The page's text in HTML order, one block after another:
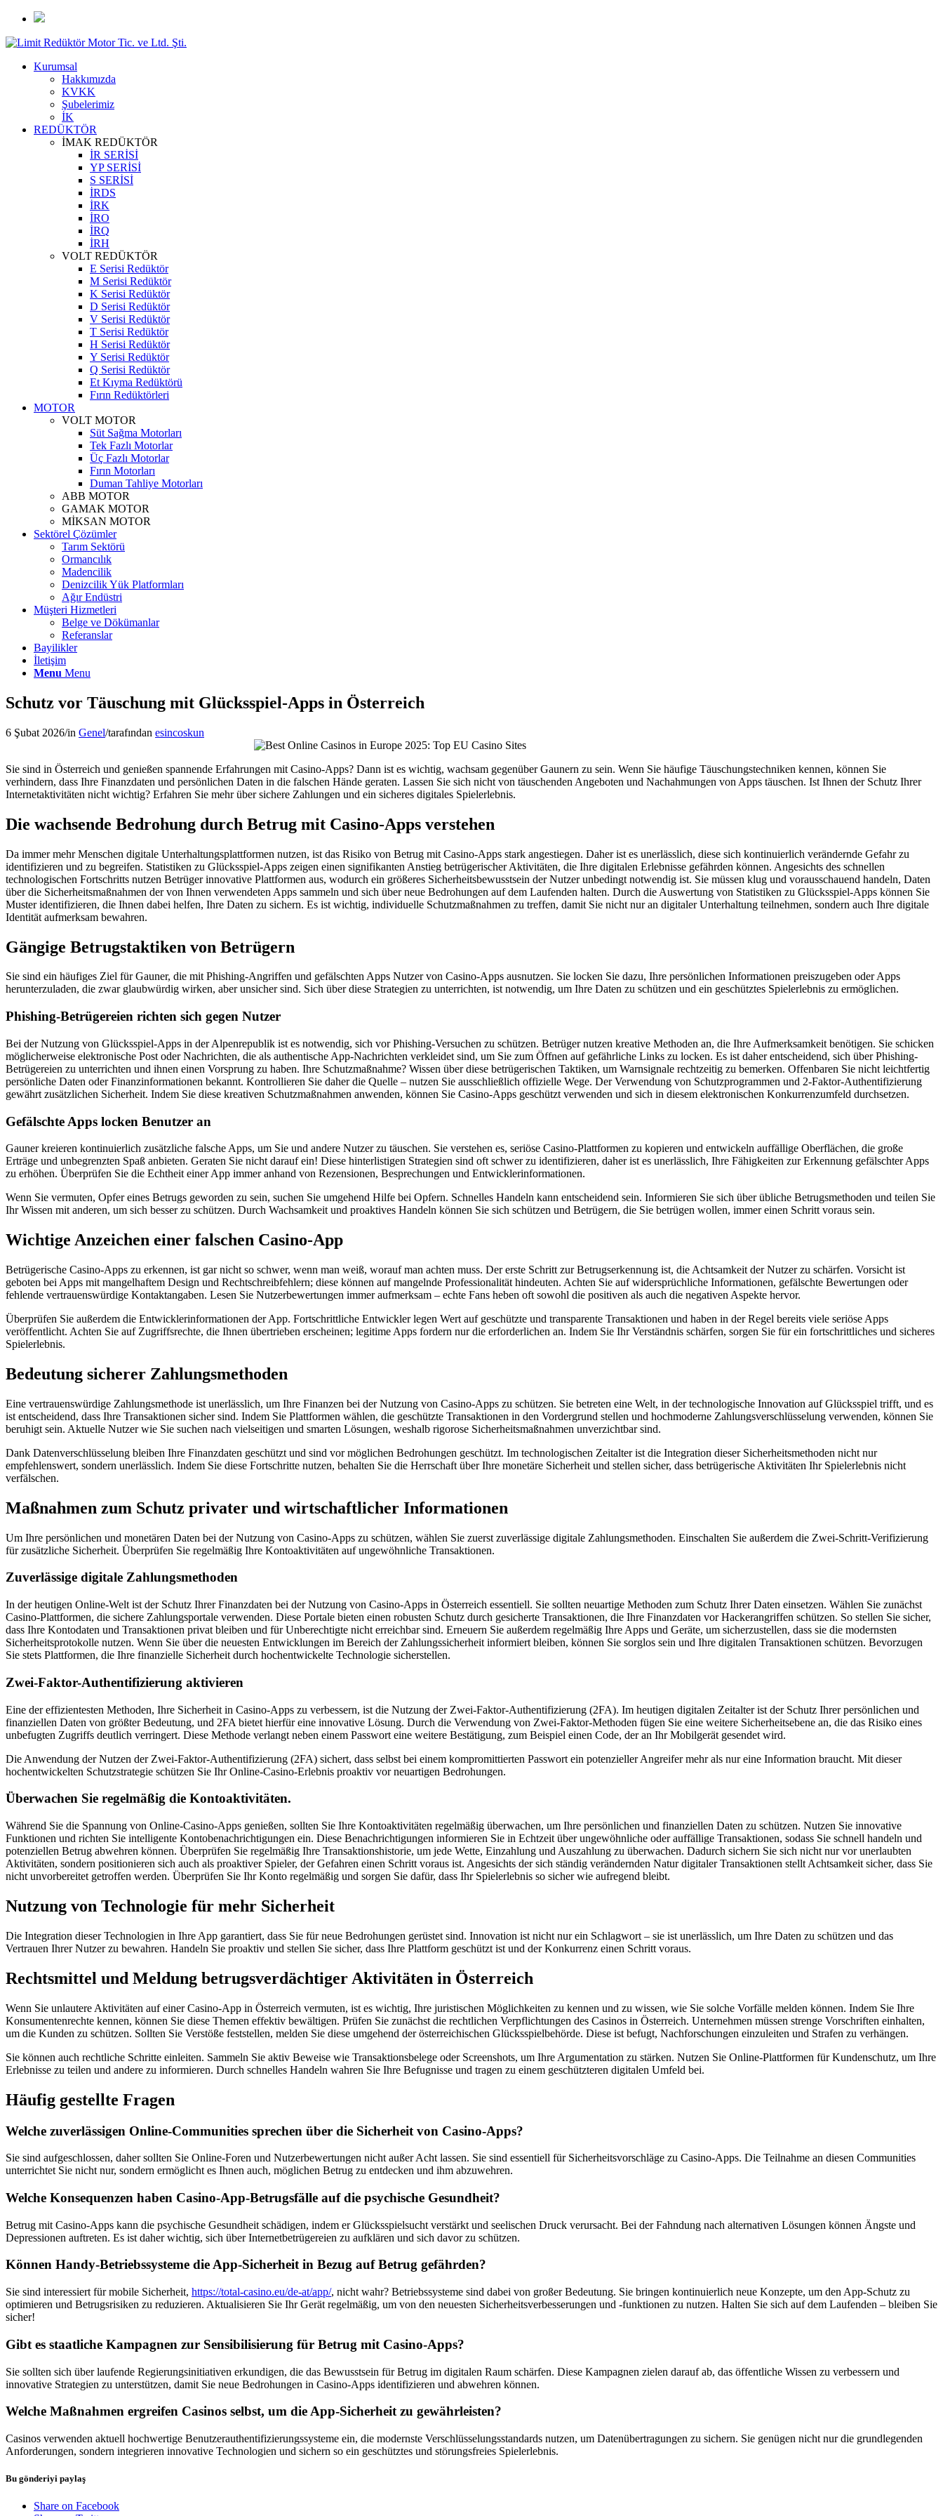
Kurumsal
Hakkımızda
KVKK
Şubelerimiz
İK
REDÜKTÖR
İMAK REDÜKTÖR
İR SERİSİ
YP SERİSİ
S SERİSİ
İRDS
İRK
İRO
İRQ
İRH
VOLT REDÜKTÖR
E Serisi Redüktör
M Serisi Redüktör
K Serisi Redüktör
D Serisi Redüktör
V Serisi Redüktör
T Serisi Redüktör
H Serisi Redüktör
Y Serisi Redüktör
Q Serisi Redüktör
Et Kıyma Redüktörü
Fırın Redüktörleri
MOTOR
VOLT MOTOR
Süt Sağma Motorları
Tek Fazlı Motorlar
Üç Fazlı Motorlar
Fırın Motorları
Duman Tahliye Motorları
ABB MOTOR
GAMAK MOTOR
MİKSAN MOTOR
Sektörel Çözümler
Tarım Sektörü
Ormancılık
Madencilik
Denizcilik Yük Platformları
Ağır Endüstri
Müşteri Hizmetleri
Belge ve Dökümanlar
Referanslar
Bayilikler
İletişim
Menu Menu
Schutz vor Täuschung mit Glücksspiel-Apps in Österreich
6 Şubat 2026/in Genel/tarafından esincoskun
Sie sind in Österreich und genießen spannende Erfahrungen mit Casino-Apps? Dann ist es wichtig, wachsam gegenüber Gaunern zu sein. Wenn Sie häufige Täuschungstechniken kennen, können Sie
verhindern, dass Ihre Finanzdaten und persönlichen Daten in die falschen Hände geraten. Lassen Sie sich nicht von täuschenden Angeboten und Nachahmungen von Apps täuschen. Ist Ihnen der Schutz Ihrer
Internetaktivitäten nicht wichtig? Erfahren Sie mehr über sichere Zahlungen und ein sicheres digitales Spielerlebnis.
Die wachsende Bedrohung durch Betrug mit Casino-Apps verstehen
Da immer mehr Menschen digitale Unterhaltungsplattformen nutzen, ist das Risiko von Betrug mit Casino-Apps stark angestiegen. Daher ist es unerlässlich, diese sich kontinuierlich verändernde Gefahr zu
identifizieren und zu begreifen. Statistiken zu Glücksspiel-Apps zeigen einen signifikanten Anstieg betrügerischer Aktivitäten, die Ihre digitalen Erlebnisse gefährden können. Angesichts des schnellen
technologischen Fortschritts nutzen Betrüger innovative Plattformen aus, wodurch ein größeres Sicherheitsbewusstsein der Nutzer unbedingt notwendig ist. Sie müssen klug und vorausschauend handeln, Daten
über die Sicherheitsmaßnahmen der von Ihnen verwendeten Apps sammeln und sich über neue Bedrohungen auf dem Laufenden halten. Durch die Auswertung von Statistiken zu Glücksspiel-Apps können Sie
Muster identifizieren, die Ihnen dabei helfen, Ihre Daten zu sichern. Es ist wichtig, individuelle Schutzmaßnahmen zu treffen, damit Sie nicht nur an digitaler Unterhaltung teilnehmen, sondern auch Ihre digitale
Identität aufmerksam bewahren.
Gängige Betrugstaktiken von Betrügern
Sie sind ein häufiges Ziel für Gauner, die mit Phishing-Angriffen und gefälschten Apps Nutzer von Casino-Apps ausnutzen. Sie locken Sie dazu, Ihre persönlichen Informationen preiszugeben oder Apps
herunterzuladen, die zwar glaubwürdig wirken, aber unsicher sind. Sich über diese Strategien zu unterrichten, ist notwendig, um Ihre Daten zu schützen und ein geschütztes Spielerlebnis zu ermöglichen.
Phishing-Betrügereien richten sich gegen Nutzer
Bei der Nutzung von Glücksspiel-Apps in der Alpenrepublik ist es notwendig, sich vor Phishing-Versuchen zu schützen. Betrüger nutzen kreative Methoden an, die Ihre Aufmerksamkeit benötigen. Sie schicken
möglicherweise elektronische Post oder Nachrichten, die als authentische App-Nachrichten verkleidet sind, um Sie zum Öffnen auf gefährliche Links zu locken. Es ist daher entscheidend, sich über Phishing-
Betrügereien zu unterrichten und ihnen einen Vorsprung zu haben. Ihre Schutzmaßnahme? Wissen über diese betrügerischen Taktiken, um Warnsignale rechtzeitig zu bemerken. Offenbaren Sie nicht leichtfertig
persönliche Daten oder Finanzinformationen bekannt. Kontrollieren Sie daher die Quelle – nutzen Sie ausschließlich offizielle Wege. Der Verwendung von Schutzprogrammen und 2-Faktor-Authentifizierung
gewährt zusätzlichen Sicherheit. Indem Sie diese kreativen Schutzmaßnahmen anwenden, können Sie Casino-Apps geschützt verwenden und sich in diesem elektronischen Konkurrenzumfeld durchsetzen.
Gefälschte Apps locken Benutzer an
Gauner kreieren kontinuierlich zusätzliche falsche Apps, um Sie und andere Nutzer zu täuschen. Sie verstehen es, seriöse Casino-Plattformen zu kopieren und entwickeln auffällige Oberflächen, die große
Erträge und unbegrenzten Spaß anbieten. Geraten Sie nicht darauf ein! Diese hinterlistigen Strategien sind oft schwer zu identifizieren, daher ist es unerlässlich, Ihre Fähigkeiten zur Erkennung gefälschter Apps
zu erhöhen. Überprüfen Sie die Echtheit einer App immer anhand von Rezensionen, Besprechungen und Entwicklerinformationen.
Wenn Sie vermuten, Opfer eines Betrugs geworden zu sein, suchen Sie umgehend Hilfe bei Opfern. Schnelles Handeln kann entscheidend sein. Informieren Sie sich über übliche Betrugsmethoden und teilen Sie
Ihr Wissen mit anderen, um sich besser zu schützen. Durch Wachsamkeit und proaktives Handeln können Sie sich schützen und Betrügern, die Sie betrügen wollen, immer einen Schritt voraus sein.
Wichtige Anzeichen einer falschen Casino-App
Betrügerische Casino-Apps zu erkennen, ist gar nicht so schwer, wenn man weiß, worauf man achten muss. Der erste Schritt zur Betrugserkennung ist, die Achtsamkeit der Nutzer zu schärfen. Vorsicht ist
geboten bei Apps mit mangelhaftem Design und Rechtschreibfehlern; diese können auf mangelnde Professionalität hindeuten. Achten Sie auf widersprüchliche Informationen, gefälschte Bewertungen oder
fehlende vertrauenswürdige Kontaktangaben. Lesen Sie Nutzerbewertungen immer aufmerksam – echte Fans heben oft sowohl die positiven als auch die negativen Aspekte hervor.
Überprüfen Sie außerdem die Entwicklerinformationen der App. Fortschrittliche Entwickler legen Wert auf geschützte und transparente Transaktionen und haben in der Regel bereits viele seriöse Apps
veröffentlicht. Achten Sie auf Zugriffsrechte, die Ihnen übertrieben erscheinen; legitime Apps fordern nur die erforderlichen an. Indem Sie Ihr Verständnis schärfen, sorgen Sie für ein fortschrittliches und sicheres
Spielerlebnis.
Bedeutung sicherer Zahlungsmethoden
Eine vertrauenswürdige Zahlungsmethode ist unerlässlich, um Ihre Finanzen bei der Nutzung von Casino-Apps zu schützen. Sie betreten eine Welt, in der technologische Innovation auf Glücksspiel trifft, und es
ist entscheidend, dass Ihre Transaktionen sicher sind. Indem Sie Plattformen wählen, die geschützte Transaktionen in den Vordergrund stellen und hochmoderne Zahlungsverschlüsselung verwenden, können Sie
beruhigt sein. Aktuelle Nutzer wie Sie suchen nach vielseitigen und smarten Lösungen, weshalb rigorose Sicherheitsmaßnahmen unverzichtbar sind.
Dank Datenverschlüsselung bleiben Ihre Finanzdaten geschützt und sind vor möglichen Bedrohungen geschützt. Im technologischen Zeitalter ist die Integration dieser Sicherheitsmethoden nicht nur
empfehlenswert, sondern unerlässlich. Indem Sie diese Fortschritte nutzen, behalten Sie die Herrschaft über Ihre monetäre Sicherheit und stellen sicher, dass betrügerische Aktivitäten Ihr Spielerlebnis nicht
verfälschen.
Maßnahmen zum Schutz privater und wirtschaftlicher Informationen
Um Ihre persönlichen und monetären Daten bei der Nutzung von Casino-Apps zu schützen, wählen Sie zuerst zuverlässige digitale Zahlungsmethoden. Einschalten Sie außerdem die Zwei-Schritt-Verifizierung
für zusätzliche Sicherheit. Überprüfen Sie regelmäßig Ihre Kontoaktivitäten auf ungewöhnliche Transaktionen.
Zuverlässige digitale Zahlungsmethoden
In der heutigen Online-Welt ist der Schutz Ihrer Finanzdaten bei der Nutzung von Casino-Apps in Österreich essentiell. Sie sollten neuartige Methoden zum Schutz Ihrer Daten einsetzen. Wählen Sie zunächst
Casino-Plattformen, die sichere Zahlungsportale verwenden. Diese Portale bieten einen robusten Schutz durch gesicherte Transaktionen, die Ihre Finanzdaten vor Hackerangriffen schützen. So stellen Sie sicher,
dass Ihre Kontodaten und Transaktionen privat bleiben und für Unberechtigte nicht erreichbar sind. Erneuern Sie außerdem regelmäßig Ihre Apps und Geräte, um sicherzustellen, dass sie die modernsten
Sicherheitsprotokolle nutzen. Wenn Sie über die neuesten Entwicklungen im Bereich der Zahlungssicherheit informiert bleiben, können Sie sorglos sein und Ihre digitalen Transaktionen schützen. Bevorzugen
Sie stets Plattformen, die Ihre finanzielle Sicherheit durch hochentwickelte Technologie sicherstellen.
Zwei-Faktor-Authentifizierung aktivieren
Eine der effizientesten Methoden, Ihre Sicherheit in Casino-Apps zu verbessern, ist die Nutzung der Zwei-Faktor-Authentifizierung (2FA). Im heutigen digitalen Zeitalter ist der Schutz Ihrer persönlichen und
finanziellen Daten von größter Bedeutung, und 2FA bietet hierfür eine innovative Lösung. Durch die Verwendung von Zwei-Faktor-Methoden fügen Sie eine weitere Sicherheitsebene an, die das Risiko eines
unbefugten Zugriffs deutlich verringert. Diese Methode verlangt neben einem Passwort eine weitere Bestätigung, zum Beispiel einen Code, der an Ihr Mobilgerät gesendet wird.
Die Anwendung der Nutzen der Zwei-Faktor-Authentifizierung (2FA) sichert, dass selbst bei einem kompromittierten Passwort ein potenzieller Angreifer mehr als nur eine Information braucht. Mit dieser
hochentwickelten Schutzstrategie schützen Sie Ihr Online-Casino-Erlebnis proaktiv vor neuartigen Bedrohungen.
Überwachen Sie regelmäßig die Kontoaktivitäten.
Während Sie die Spannung von Online-Casino-Apps genießen, sollten Sie Ihre Kontoaktivitäten regelmäßig überwachen, um Ihre persönlichen und finanziellen Daten zu schützen. Nutzen Sie innovative
Funktionen und richten Sie intelligente Kontobenachrichtigungen ein. Diese Benachrichtigungen informieren Sie in Echtzeit über ungewöhnliche oder auffällige Transaktionen, sodass Sie schnell handeln und
potenziellen Betrug abwehren können. Überprüfen Sie regelmäßig Ihre Transaktionshistorie, um jede Wette, Einzahlung und Auszahlung zu überwachen. Dadurch sichern Sie sich nicht nur vor unerlaubten
Aktivitäten, sondern positionieren sich auch als proaktiver Spieler, der Gefahren einen Schritt voraus ist. Angesichts der sich ständig verändernden Natur digitaler Transaktionen stellt Achtsamkeit sicher, dass Sie
nicht unvorbereitet getroffen werden. Überprüfen Sie Ihr Konto regelmäßig und sorgen Sie dafür, dass Ihr Spielerlebnis so sicher wie aufregend bleibt.
Nutzung von Technologie für mehr Sicherheit
Die Integration dieser Technologien in Ihre App garantiert, dass Sie für neue Bedrohungen gerüstet sind. Innovation ist nicht nur ein Schlagwort – sie ist unerlässlich, um Ihre Daten zu schützen und das
Vertrauen Ihrer Nutzer zu bewahren. Handeln Sie proaktiv und stellen Sie sicher, dass Ihre Plattform geschützt ist und der Konkurrenz einen Schritt voraus.
Rechtsmittel und Meldung betrugsverdächtiger Aktivitäten in Österreich
Wenn Sie unlautere Aktivitäten auf einer Casino-App in Österreich vermuten, ist es wichtig, Ihre juristischen Möglichkeiten zu kennen und zu wissen, wie Sie solche Vorfälle melden können. Indem Sie Ihre
Konsumentenrechte kennen, können Sie diese Themen effektiv bewältigen. Prüfen Sie zunächst die rechtlichen Verpflichtungen des Casinos in Österreich. Unternehmen müssen strenge Vorschriften einhalten,
um die Kunden zu schützen. Sollten Sie Verstöße feststellen, melden Sie diese umgehend der österreichischen Glücksspielbehörde. Diese ist befugt, Nachforschungen einzuleiten und Strafen zu verhängen.
Sie können auch rechtliche Schritte einleiten. Sammeln Sie aktiv Beweise wie Transaktionsbelege oder Screenshots, um Ihre Argumentation zu stärken. Nutzen Sie Online-Plattformen für Kundenschutz, um Ihre
Erlebnisse zu teilen und andere zu informieren. Durch schnelles Handeln wahren Sie Ihre Befugnisse und tragen zu einem geschützteren digitalen Umfeld bei.
Häufig gestellte Fragen
Welche zuverlässigen Online-Communities sprechen über die Sicherheit von Casino-Apps?
Sie sind aufgeschlossen, daher sollten Sie Online-Foren und Nutzerbewertungen nicht außer Acht lassen. Sie sind essentiell für Sicherheitsvorschläge zu Casino-Apps. Die Teilnahme an diesen Communities
unterrichtet Sie nicht nur, sondern ermöglicht es Ihnen auch, möglichen Betrug zu entdecken und ihm abzuwehren.
Welche Konsequenzen haben Casino-App-Betrugsfälle auf die psychische Gesundheit?
Betrug mit Casino-Apps kann die psychische Gesundheit schädigen, indem er Glücksspielsucht verstärkt und seelischen Druck verursacht. Bei der Fahndung nach alternativen Lösungen können Ängste und
Depressionen auftreten. Es ist daher wichtig, sich über Internetbetrügereien zu aufklären und sich davor zu schützen.
Können Handy-Betriebssysteme die App-Sicherheit in Bezug auf Betrug gefährden?
Sie sind interessiert für mobile Sicherheit, https://total-casino.eu/de-at/app/, nicht wahr? Betriebssysteme sind dabei von großer Bedeutung. Sie bringen kontinuierlich neue Konzepte, um den App-Schutz zu
optimieren und Betrugsrisiken zu reduzieren. Aktualisieren Sie Ihr Gerät regelmäßig, um von den neuesten Sicherheitsverbesserungen und -funktionen zu nutzen. Halten Sie sich auf dem Laufenden – bleiben Sie
sicher!
Gibt es staatliche Kampagnen zur Sensibilisierung für Betrug mit Casino-Apps?
Sie sollten sich über laufende Regierungsinitiativen erkundigen, die das Bewusstsein für Betrug im digitalen Raum schärfen. Diese Kampagnen zielen darauf ab, das öffentliche Wissen zu verbessern und
innovative Strategien zu unterstützen, damit Sie neue Bedrohungen in Casino-Apps identifizieren und abwehren können.
Welche Maßnahmen ergreifen Casinos selbst, um die App-Sicherheit zu gewährleisten?
Casinos verwenden aktuell hochwertige Benutzerauthentifizierungssysteme ein, die modernste Verschlüsselungsstandards nutzen, um Datenübertragungen zu sichern. Sie genügen nicht nur die grundlegenden
Anforderungen, sondern integrieren innovative Technologien und sichern so ein geschütztes und störungsfreies Spielerlebnis.
Bu gönderiyi paylaş
Share on Facebook